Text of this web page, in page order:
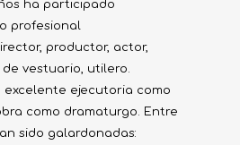
ha participado
profesional
productor, actor,
vestuario, utilero.
excelente ejecutoria como
como dramaturgo. Entre
sido galardonadas: